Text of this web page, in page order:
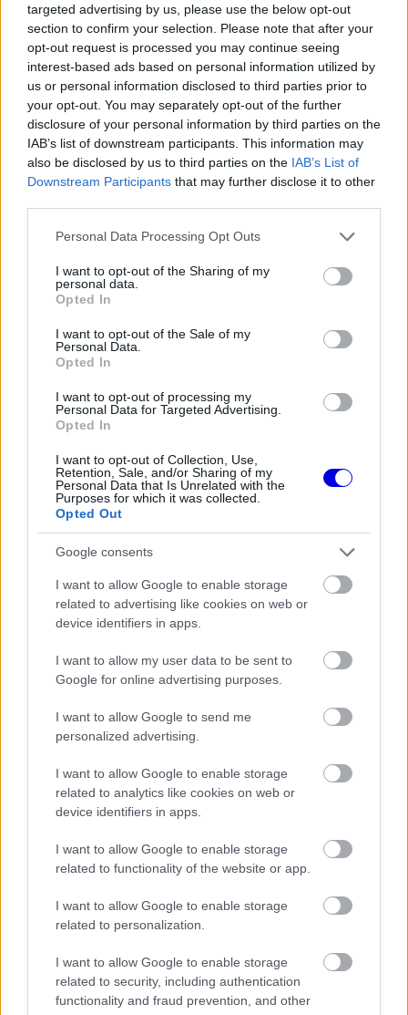
targeted advertising by us, please use the below opt-out
section to confirm your selection. Please note that after your
opt-out request is processed you may continue seeing
interest-based ads based on personal information utilized by
us or personal information disclosed to third parties prior to
your opt-out. You may separately opt-out of the further
disclosure of your personal information by third parties on the
IAB’s list of downstream participants. This information may
also be disclosed by us to third parties on the IAB’s List of
Downstream Participants that may further disclose it to other
Please note that this website/app uses one or more Google
not limited to your visit or usage behaviour. You may click to
grant or deny consent to Google and its third-party tags to
use your data for below specified purposes in below Google
consent section.
Personal Data Processing Opt Outs
I want to opt-out of the Sharing of my
personal data.
Opted In
I want to opt-out of the Sale of my
Personal Data.
Opted In
I want to opt-out of processing my
Personal Data for Targeted Advertising.
Opted In
I want to opt-out of Collection, Use,
Retention, Sale, and/or Sharing of my
Personal Data that Is Unrelated with the
Purposes for which it was collected.
Opted Out
Google consents
I want to allow Google to enable storage
related to advertising like cookies on web or
device identifiers in apps.
I want to allow my user data to be sent to
Google for online advertising purposes.
I want to allow Google to send me
personalized advertising.
I want to allow Google to enable storage
related to analytics like cookies on web or
device identifiers in apps.
I want to allow Google to enable storage
related to functionality of the website or app.
I want to allow Google to enable storage
related to personalization.
I want to allow Google to enable storage
related to security, including authentication
functionality and fraud prevention, and other
EZEKET IS AJÁNLJUK
FORMA-1
Max Verstappen érzelmes példával
szemléltette a család fontosságát
Adrian Newey tiszta vizet öntött a
Antonellire Monzában, nem
„Őszintén szólva elég borzasztó verseny volt.
Semmilyen tempónk nem volt, én ötödik lettem,
ami önmagában nem rossz, ugyanakkor a tempó
rettenetes volt, és amikor látod, hogy Kimi
megfelelő lezárása az évnek, ugyanis a célunk az
volt, hogy megszerezzük a konstruktőri második
helyet. Ezt sikerült teljesíteni, de ettől még nem
mondanám, hogy jó érzéssel fejeztem be a
futamot” – mondta, majd hozzátette, hogy az
autó viselkedése az egész hétvégén
bizonytalanná tette.
Felmerült a kérdés, látott-e bármikor is valódi
és beleszóljon az év végi bajnoki helyezések
már a futam elején világossá vált számára, hogy
„Nem, őszintén szólva már négy kör után